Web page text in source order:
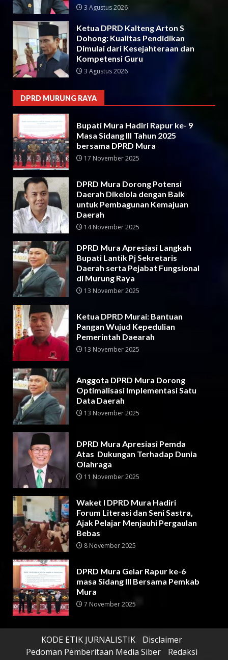
3 Agustus 2026
Ketua DPRD Kalteng Arton S
Dohong: Kualitas Pendidikan
Dimulai dari Kesejahteraan dan
Kompetensi Guru
3 Agustus 2026
DPRD MURUNG RAYA
Bupati Mura Hadiri Rapur ke- 9
Masa Sidang III Tahun 2025
bersama DPRD Mura
17 November 2025
DPRD Mura Dorong Potensi
Daerah Dikelola dengan Baik
untuk Pembagunan Kemajuan
Daerah
14 November 2025
DPRD Mura Apresiasi Langkah
Bupati Lantik Pj Sekretaris
Daerah serta Pejabat Fungsional
di Murung Raya
13 November 2025
Ketua DPRD Murai: Bantuan
Pangan Wujud Kepedulian
Pemerintah Daearah
13 November 2025
Anggota DPRD Mura Dorong
Optimalisasi Implementasi Satu
Data Daerah
13 November 2025
DPRD Mura Apresiasi Pemda
Atas Dukungan Terhadap Dunia
Olahraga
11 November 2025
Waket I DPRD Mura Hadiri
Forum Literasi dan Seni Sastra,
Ajak Pelajar Menjauhi Pergaulan
Bebas
8 November 2025
DPRD Mura Gelar Rapur ke-6
masa Sidang III Bersama Pemkab
Mura
7 November 2025
KODE ETIK JURNALISTIK
Disclaimer
Pedoman Pemberitaan Media Siber
Redaksi